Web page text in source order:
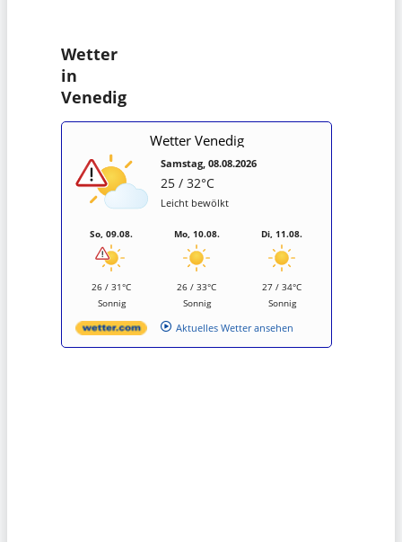
Wetter
in
Venedig
Wetter Venedig
Samstag, 08.08.2026
25 / 32°C
Leicht bewölkt
So, 09.08.
26 / 31°C
Sonnig
Mo, 10.08.
26 / 33°C
Sonnig
Di, 11.08.
27 / 34°C
Sonnig
Aktuelles Wetter ansehen